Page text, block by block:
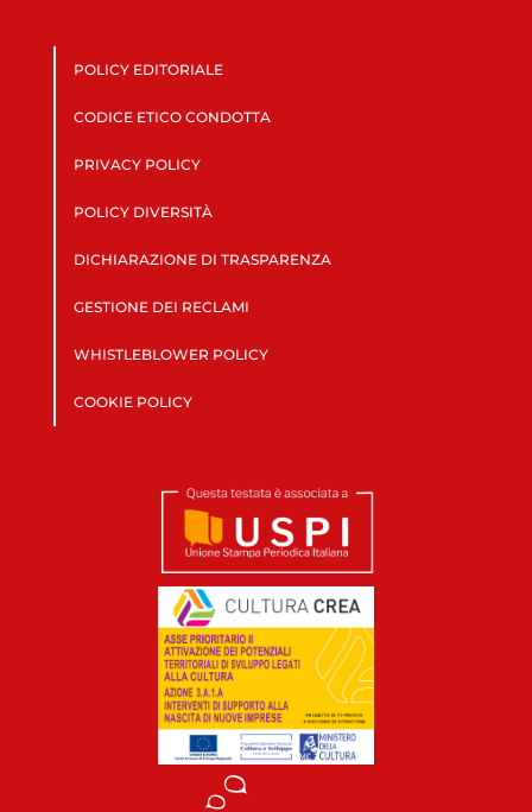
POLICY EDITORIALE
CODICE ETICO CONDOTTA
PRIVACY POLICY
POLICY DIVERSITÀ
DICHIARAZIONE DI TRASPARENZA
GESTIONE DEI RECLAMI
WHISTLEBLOWER POLICY
COOKIE POLICY